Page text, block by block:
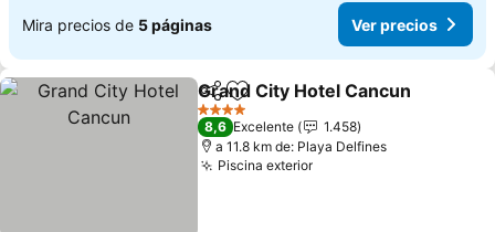
Mira precios de 5 páginas Ver precios
CompartirAgregar a favoritos
Grand City Hotel Cancun
4 Estrellas
8,6 Excelente
1.458
a 11.8 km de: Playa Delfines
Piscina exteriorVer precios